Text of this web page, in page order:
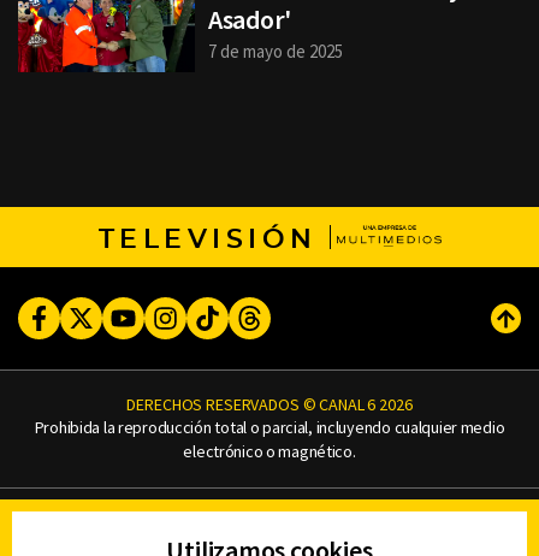
Asador'
7 de mayo de 2025
TELEVISIÓN
FacebookTwitterYoutubeInstagram
TikTokThreads
DERECHOS RESERVADOS © CANAL 6 2026
Prohibida la reproducción total o parcial, incluyendo cualquier medio
electrónico o magnético.
AVISO DE PRIVACIDAD